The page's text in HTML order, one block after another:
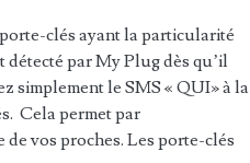
clés ayant la particularité
par My Plug dès qu’il
simplement le SMS « QUI» à la
Cela permet par
de vos proches. Les porte-clés